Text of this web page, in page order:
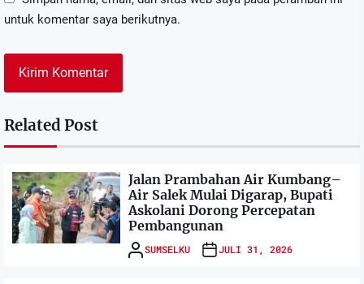
untuk komentar saya berikutnya.
Related Post
Jalan Prambahan Air Kumbang–
Air Salek Mulai Digarap, Bupati
Askolani Dorong Percepatan
Pembangunan
SUMSELKU JULI 31, 2026